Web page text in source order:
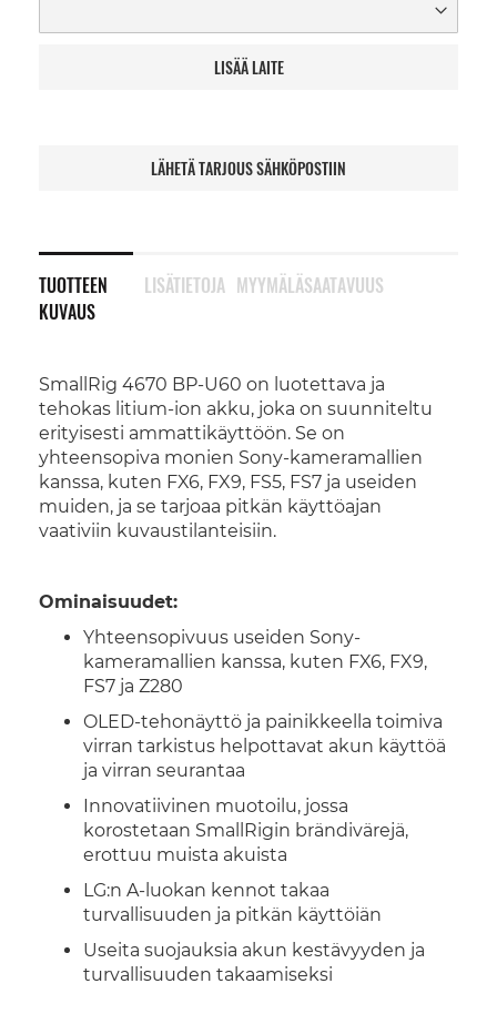
LISÄÄ LAITE
LÄHETÄ TARJOUS SÄHKÖPOSTIIN
TUOTTEEN
KUVAUS
SmallRig 4670 BP-U60 on luotettava ja
tehokas litium-ion akku, joka on suunniteltu
erityisesti ammattikäyttöön. Se on
yhteensopiva monien Sony-kameramallien
kanssa, kuten FX6, FX9, FS5, FS7 ja useiden
muiden, ja se tarjoaa pitkän käyttöajan
vaativiin kuvaustilanteisiin.
Ominaisuudet:
Yhteensopivuus useiden Sony-
kameramallien kanssa, kuten FX6, FX9,
FS7 ja Z280
OLED-tehonäyttö ja painikkeella toimiva
virran tarkistus helpottavat akun käyttöä
ja virran seurantaa
Innovatiivinen muotoilu, jossa
korostetaan SmallRigin brändivärejä,
erottuu muista akuista
LG:n A-luokan kennot takaa
turvallisuuden ja pitkän käyttöiän
Useita suojauksia akun kestävyyden ja
turvallisuuden takaamiseksi
LISÄTIETOJA MYYMÄLÄSAATAVUUS